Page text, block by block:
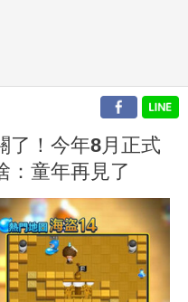
了！今年8月正式
童年再見了